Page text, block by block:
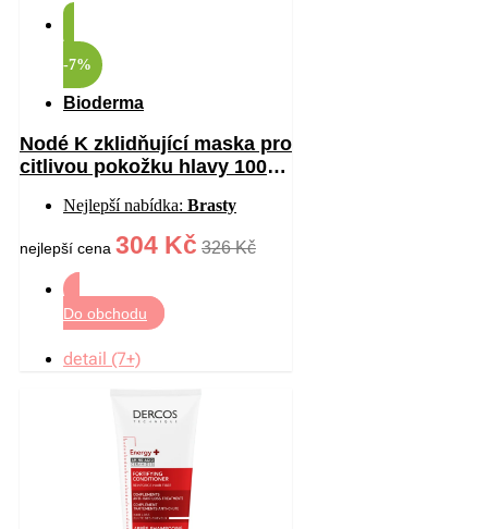
-7%
Bioderma
Nodé K zklidňující maska pro
citlivou pokožku hlavy 100
Nejlepší nabídka: Brasty
nejlepší cena 304 Kč 326 Kč
Do obchodu
detail (7+)